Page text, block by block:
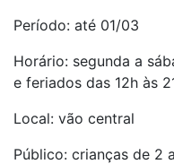
Período: até 01/03
Horário: segunda a
e feriados das 12h às
Local: vão central
Público: crianças de 2